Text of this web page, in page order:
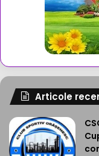
Articole